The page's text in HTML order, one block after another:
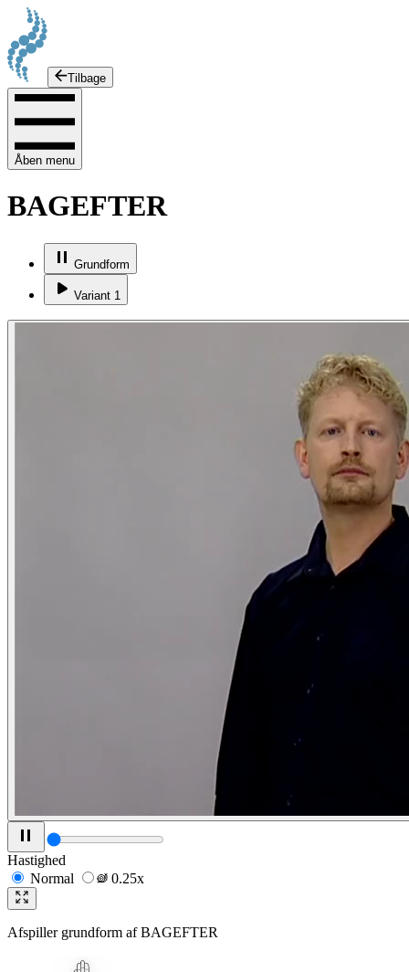
Tilbage
Åben menu
BAGEFTER
Grundform
Variant 1
Hastighed
Normal
0.25x
Afspiller grundform afBAGEFTER